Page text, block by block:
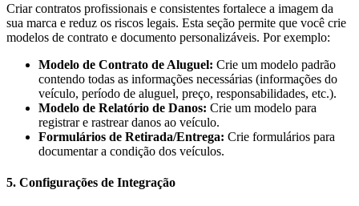
Criar contratos profissionais e consistentes fortalece a imagem da
sua marca e reduz os riscos legais. Esta seção permite que você crie
modelos de contrato e documento personalizáveis. Por exemplo:
Modelo de Contrato de Aluguel: Crie um modelo padrão
contendo todas as informações necessárias (informações do
veículo, período de aluguel, preço, responsabilidades, etc.).
Modelo de Relatório de Danos: Crie um modelo para
registrar e rastrear danos ao veículo.
Formulários de Retirada/Entrega: Crie formulários para
documentar a condição dos veículos.
5. Configurações de Integração